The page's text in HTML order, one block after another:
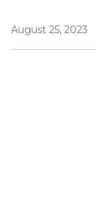
August 25, 2023